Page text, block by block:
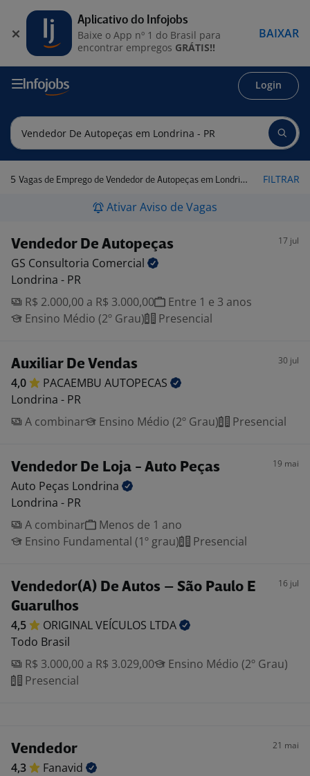
Login
5 Vagas de Emprego de Vendedor de Autopeças em Londrina - PR FILTRAR
Ativar Aviso de Vagas
Vendedor De Autopeças 17 jul
GS Consultoria Comercial
Londrina - PR
R$ 2.000,00 a R$ 3.000,00
Entre 1 e 3 anos
Ensino Médio (2º Grau)
Presencial
Auxiliar De Vendas 30 jul
4,0 PACAEMBU AUTOPECAS
Londrina - PR
A combinar
Ensino Médio (2º Grau) Presencial
Vendedor De Loja - Auto Peças 19 mai
Auto Peças Londrina
Londrina - PR
A combinar
Menos de 1 ano
Ensino Fundamental (1º grau)
Presencial
Vendedor(A) De Autos – São Paulo E
Guarulhos
16 jul
4,5 ORIGINAL VEÍCULOS LTDA
Todo Brasil
R$ 3.000,00 a R$ 3.029,00
Ensino Médio (2º Grau)
Presencial
Vendedor 21 mai
4,3
Fanavid
Aplicativo do Infojobs
Baixe o App nº 1 do Brasil para
encontrar empregos GRÁTIS!!
BAIXAR